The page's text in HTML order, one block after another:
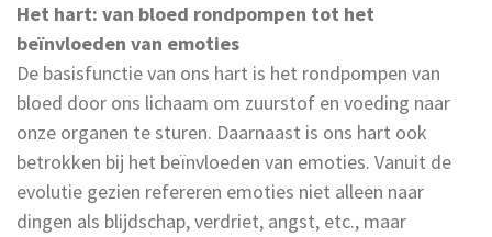
Het hart: van bloed rondpompen tot het
beïnvloeden van emoties
De basisfunctie van ons hart is het rondpompen van
bloed door ons lichaam om zuurstof en voeding naar
onze organen te sturen. Daarnaast is ons hart ook
betrokken bij het beïnvloeden van emoties. Vanuit de
evolutie gezien refereren emoties niet alleen naar
dingen als blijdschap, verdriet, angst, etc., maar